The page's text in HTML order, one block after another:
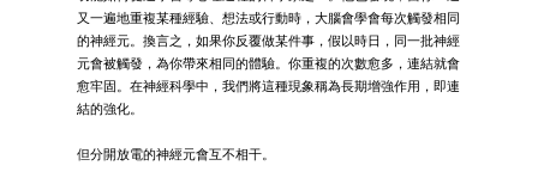
又一遍地重複某種經驗、想法或行動時，大腦會學會每次觸發相同
的神經元。換言之，如果你反覆做某件事，假以時日，同一批神經
元會被觸發，為你帶來相同的體驗。你重複的次數愈多，連結就會
愈牢固。在神經科學中，我們將這種現象稱為長期增強作用，即連
結的強化。
但分開放電的神經元會互不相干。